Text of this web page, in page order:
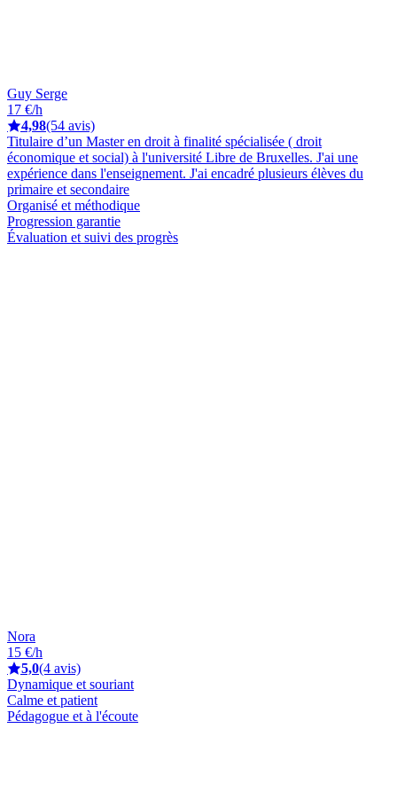
Guy Serge
17 €/h
4,98(54 avis)
Titulaire d’un Master en droit à finalité spécialisée ( droit
économique et social) à l'université Libre de Bruxelles. J'ai une
expérience dans l'enseignement. J'ai encadré plusieurs élèves du
primaire et secondaire
Organisé et méthodique
Progression garantie
Évaluation et suivi des progrès
Nora
15 €/h
5,0(4 avis)
Dynamique et souriant
Calme et patient
Pédagogue et à l'écoute